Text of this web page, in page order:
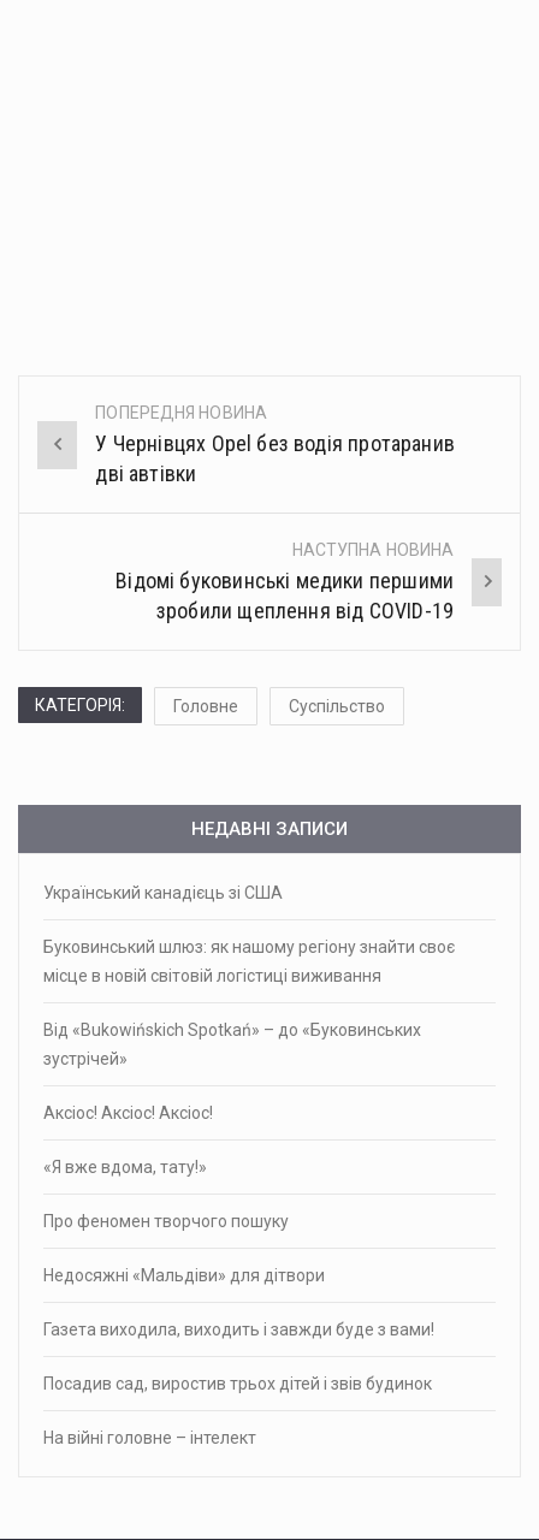
Post
navigation
ПОПЕРЕДНЯ НОВИНА
У Чернівцях Opel без водія протаранив
дві автівки
НАСТУПНА НОВИНА
Відомі буковинські медики першими
зробили щеплення від COVID-19
КАТЕГОРІЯ: Головне Суспільство
НЕДАВНІ ЗАПИСИ
Український канадієць зі США
Буковинський шлюз: як нашому регіону знайти своє
місце в новій світовій логістиці виживання
Від «Bukowińskich Spotkań» – до «Буковинських
зустрічей»
Аксіос! Аксіос! Аксіос!
«Я вже вдома, тату!»
Про фено­мен твор­чого пошуку
Недосяжні «Мальдіви» для дітвори
Газета виходила, виходить і завжди буде з вами!
Посадив сад, виростив трьох дітей і звів будинок
На війні головне – інтелект